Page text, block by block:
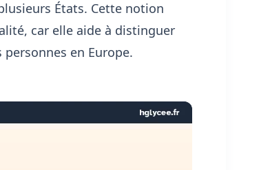
États. Cette notion
car elle aide à distinguer
en Europe.